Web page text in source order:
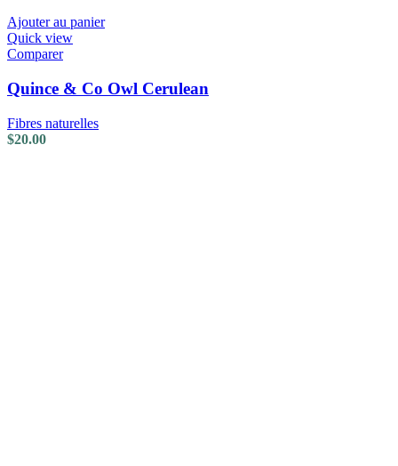
Ajouter au panier
Quick view
Comparer
Quince & Co Owl Cerulean
Fibres naturelles
$20.00